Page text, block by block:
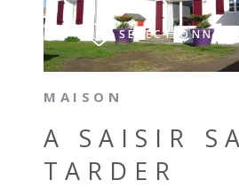
MAISON
A SAISIR
TARDER
SÉLECTIONNER